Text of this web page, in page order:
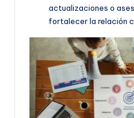
actualizaciones o
fortalecer la relación